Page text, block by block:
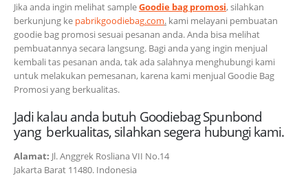
Jika anda ingin melihat sampleGoodie bag promosi, silahkan
berkunjung ke pabrikgoodiebag.com. kami melayani pembuatan
goodie bag promosi sesuai pesanan anda. Anda bisa melihat
pembuatannya secara langsung. Bagi anda yang ingin menjual
kembali tas pesanan anda, tak ada salahnya menghubungi kami
untuk melakukan pemesanan, karena kami menjual Goodie Bag
Promosi yang berkualitas.
Jadi kalau anda butuh Goodiebag Spunbond
yang berkualitas, silahkan segera hubungi kami.
Alamat: Jl. Anggrek Rosliana VII No.14
Jakarta Barat 11480. Indonesia